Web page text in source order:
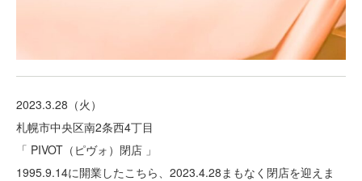
2023.3.28（火）
札幌市中央区南2条西4丁目
「 PIVOT（ピヴォ）閉店 」
1995.9.14に開業したこちら、2023.4.28まもなく閉店を迎えま